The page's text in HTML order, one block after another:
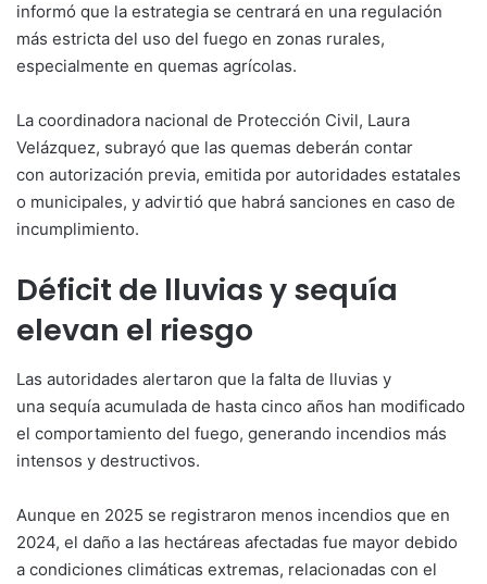
informó que la estrategia se centrará en una regulación
más estricta del uso del fuego en zonas rurales,
especialmente en quemas agrícolas.
La coordinadora nacional de Protección Civil, Laura
Velázquez, subrayó que las quemas deberán contar
con autorización previa, emitida por autoridades estatales
o municipales, y advirtió que habrá sanciones en caso de
incumplimiento.
Déficit de lluvias y sequía
elevan el riesgo
Las autoridades alertaron que la falta de lluvias y
una sequía acumulada de hasta cinco años han modificado
el comportamiento del fuego, generando incendios más
intensos y destructivos.
Aunque en 2025 se registraron menos incendios que en
2024, el daño a las hectáreas afectadas fue mayor debido
a condiciones climáticas extremas, relacionadas con el